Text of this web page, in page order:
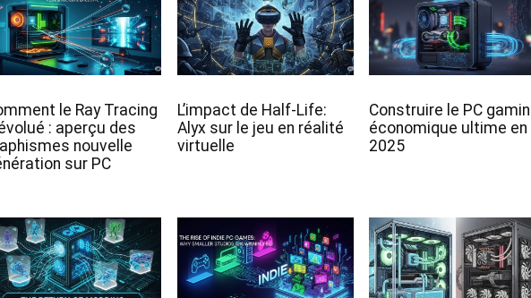
le Ray Tracing
: aperçu des
nouvelle
sur PC
L’impact de Half-Life:
Alyx sur le jeu en réalité
virtuelle
Construire le PC
économique ultime en
2025